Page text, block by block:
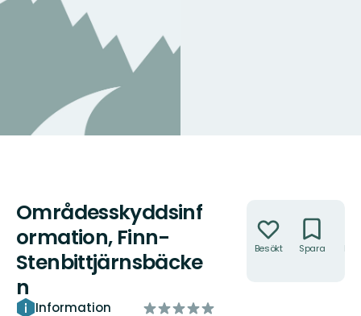
Områdesskyddsinf
ormation, Finn-
Stenbittjärnsbäcke
n
Information
av
Besökt Spara